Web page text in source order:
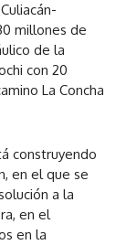
millones de
de la
con 20
La Concha
construyendo
en el que se
a la
en el
en la